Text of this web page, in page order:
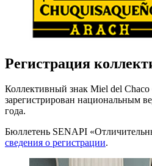
Регистрация
Коллективный знак Miel del
зарегистрирован национальным
года.
Бюллетень SENAPI
сведения о регистрации.